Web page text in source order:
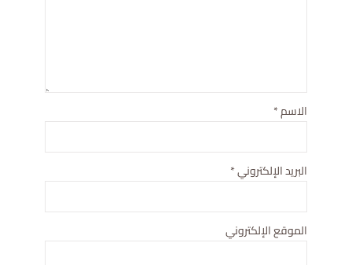
الاسم*
البريد الإلكتروني*
الموقع الإلكتروني